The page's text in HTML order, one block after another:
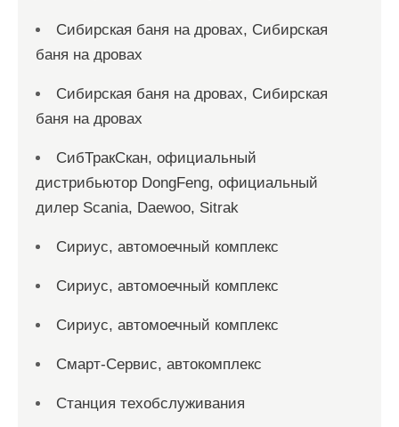
Сибирская баня на дровах, Сибирская
баня на дровах
Сибирская баня на дровах, Сибирская
баня на дровах
СибТракСкан, официальный
дистрибьютор DongFeng, официальный
дилер Scania, Daewoo, Sitrak
Сириус, автомоечный комплекс
Сириус, автомоечный комплекс
Сириус, автомоечный комплекс
Смарт-Сервис, автокомплекс
Станция техобслуживания